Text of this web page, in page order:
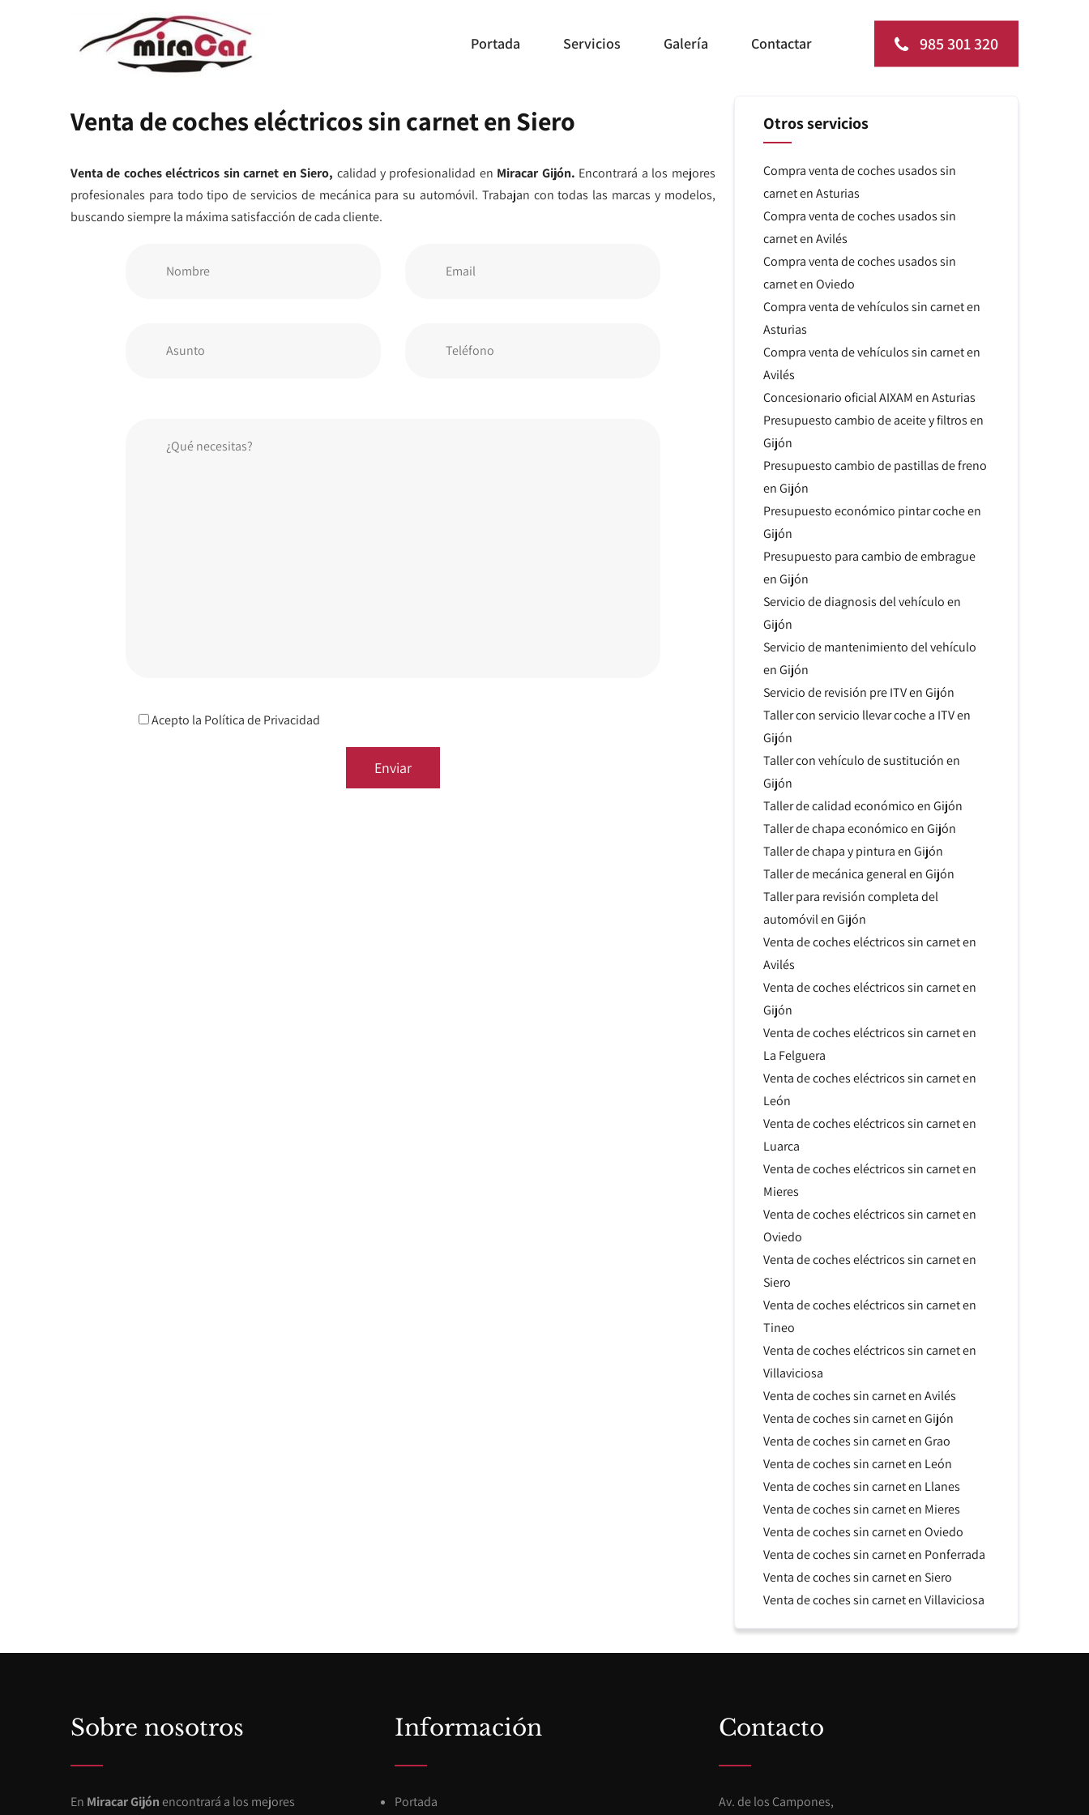
985 301 320
Portada Servicios Galería Contactar
Venta de coches eléctricos sin carnet en Siero
Venta de coches eléctricos sin carnet en Siero, calidad y profesionalidad en Miracar Gijón. Encontrará a los mejores
profesionales para todo tipo de servicios de mecánica para su automóvil. Trabajan con todas las marcas y modelos,
buscando siempre la máxima satisfacción de cada cliente.
Acepto la Política de Privacidad
Otros servicios
Compra venta de coches usados sin
carnet en Asturias
Compra venta de coches usados sin
carnet en Avilés
Compra venta de coches usados sin
carnet en Oviedo
Compra venta de vehículos sin carnet en
Asturias
Compra venta de vehículos sin carnet en
Avilés
Concesionario oficial AIXAM en Asturias
Presupuesto cambio de aceite y filtros en
Gijón
Presupuesto cambio de pastillas de freno
en Gijón
Presupuesto económico pintar coche en
Gijón
Presupuesto para cambio de embrague
en Gijón
Servicio de diagnosis del vehículo en
Gijón
Servicio de mantenimiento del vehículo
en Gijón
Servicio de revisión pre ITV en Gijón
Taller con servicio llevar coche a ITV en
Gijón
Taller con vehículo de sustitución en
Gijón
Taller de calidad económico en Gijón
Taller de chapa económico en Gijón
Taller de chapa y pintura en Gijón
Taller de mecánica general en Gijón
Taller para revisión completa del
automóvil en Gijón
Venta de coches eléctricos sin carnet en
Avilés
Venta de coches eléctricos sin carnet en
Gijón
Venta de coches eléctricos sin carnet en
La Felguera
Venta de coches eléctricos sin carnet en
León
Venta de coches eléctricos sin carnet en
Luarca
Venta de coches eléctricos sin carnet en
Mieres
Venta de coches eléctricos sin carnet en
Oviedo
Venta de coches eléctricos sin carnet en
Siero
Venta de coches eléctricos sin carnet en
Tineo
Venta de coches eléctricos sin carnet en
Villaviciosa
Venta de coches sin carnet en Avilés
Venta de coches sin carnet en Gijón
Venta de coches sin carnet en Grao
Venta de coches sin carnet en León
Venta de coches sin carnet en Llanes
Venta de coches sin carnet en Mieres
Venta de coches sin carnet en Oviedo
Venta de coches sin carnet en Ponferrada
Venta de coches sin carnet en Siero
Venta de coches sin carnet en Villaviciosa
Sobre nosotros
En Miracar Gijónencontrará a los mejores
Información
Portada
Contacto
Av. de los Campones,